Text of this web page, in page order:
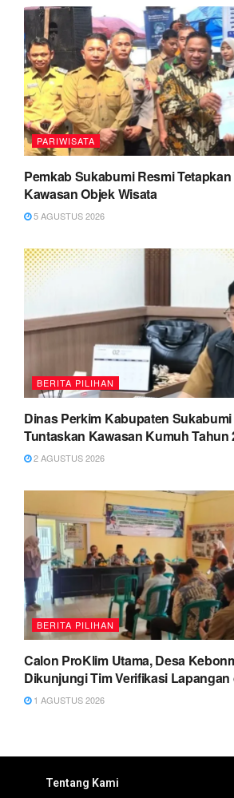
PARIWISATA
Pemkab Sukabumi Resmi
Kawasan Objek Wisata
5 AGUSTUS 2026
BERITA PILIHAN
Dinas Perkim Kabupaten
Tuntaskan Kawasan Kumuh Tahun
2 AGUSTUS 2026
BERITA PILIHAN
Calon ProKlim Utama, Desa
Dikunjungi Tim Verifikasi Lapangan
1 AGUSTUS 2026
Tentang Kami